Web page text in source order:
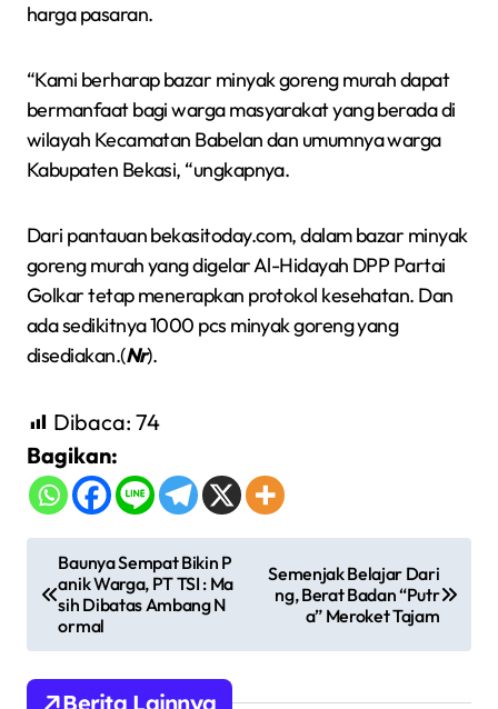
harga pasaran.
“Kami berharap bazar minyak goreng murah dapat
bermanfaat bagi warga masyarakat yang berada di
wilayah Kecamatan Babelan dan umumnya warga
Kabupaten Bekasi, “ungkapnya.
Dari pantauan bekasitoday.com, dalam bazar minyak
goreng murah yang digelar Al-Hidayah DPP Partai
Golkar tetap menerapkan protokol kesehatan. Dan
ada sedikitnya 1000 pcs minyak goreng yang
disediakan.(Nr).
Dibaca: 74
Bagikan:
a
Baunya Sempat Bikin P
anik Warga, PT TSI : Ma
sih Dibatas Ambang N
ormal
Semenjak Belajar Dari
ng, Berat Badan “Putr
a” Meroket Tajam
Berita Lainnya